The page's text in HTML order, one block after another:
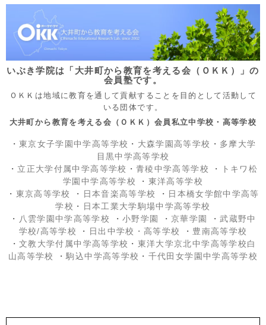
いぶき学院は「大井町から教育を考える会（ＯＫＫ）」の
会員塾です。
ＯＫＫは地域に教育を通して貢献することを目的として活動して
いる団体です。
大井町から教育を考える会（ＯＫＫ）会員私立中学校・高等学校
・ 東京女子学園中学高等学校 ・ 大森学園高等学校 ・ 多摩大学
目黒中学高等学校
・ 立正大学付属中学高等学校 ・ 青稜中学高等学校 ・
トキワ松
学園中学高等学校
・ 東洋高等学校
・ 東京高等学校 ・ 日本音楽高等学校 ・ 日本橋女学館中学高等
学校 ・
日本工業大学駒場中学高等学校
・ 八雲学園中学高等学校 ・ 小野学園 ・京華学園 ・武蔵野中
学校/高等学校
・ 日出中学校 ・高等学校 ・ 豊南高等学校
・ 文教大学付属中学高等学校 ・ 東洋大学京北中学高等学校白
山高等学校
・駒込中学高等学校 ・ 千代田女学園中学高等学校